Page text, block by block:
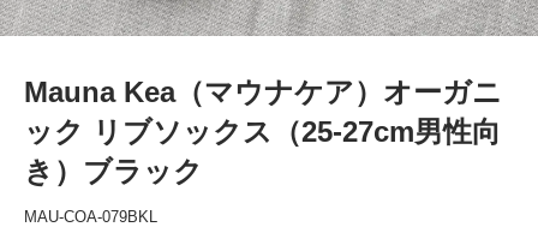
Mauna Kea（マウナケア）オーガニ
ック リブソックス（25-27cm男性向
き）ブラック
MAU-COA-079BKL